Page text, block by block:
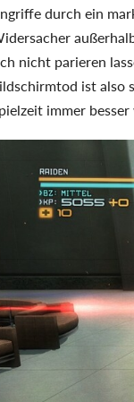
durch ein
nicht parieren
ist also
immer